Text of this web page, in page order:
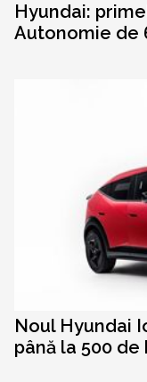
Hyundai:
Autonomie de
Noul Hyundai
până la 500